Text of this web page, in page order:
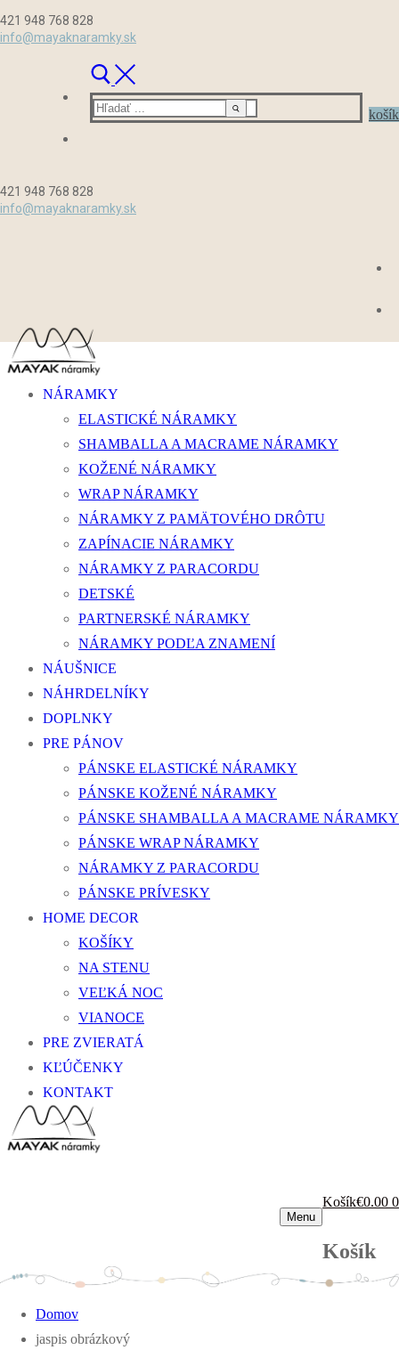
na
421 948 768 828
info@mayaknaramky.sk
Hľadať:
košík
421 948 768 828
info@mayaknaramky.sk
NÁRAMKY
ELASTICKÉ NÁRAMKY
SHAMBALLA A MACRAME NÁRAMKY
KOŽENÉ NÁRAMKY
WRAP NÁRAMKY
NÁRAMKY Z PAMÄTOVÉHO DRÔTU
ZAPÍNACIE NÁRAMKY
NÁRAMKY Z PARACORDU
DETSKÉ
PARTNERSKÉ NÁRAMKY
NÁRAMKY PODĽA ZNAMENÍ
NÁUŠNICE
NÁHRDELNÍKY
DOPLNKY
PRE PÁNOV
PÁNSKE ELASTICKÉ NÁRAMKY
PÁNSKE KOŽENÉ NÁRAMKY
PÁNSKE SHAMBALLA A MACRAME NÁRAMKY
PÁNSKE WRAP NÁRAMKY
NÁRAMKY Z PARACORDU
PÁNSKE PRÍVESKY
HOME DECOR
KOŠÍKY
NA STENU
VEĽKÁ NOC
VIANOCE
PRE ZVIERATÁ
KĽÚČENKY
KONTAKT
Menu
Košík€0.00 0
Košík
Domov
jaspis obrázkový